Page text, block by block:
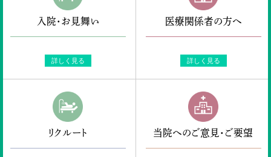
入院・お見舞い
詳しく見る
医療関係者の方へ
詳しく見る
リクルート 当院へのご意見・ご要望